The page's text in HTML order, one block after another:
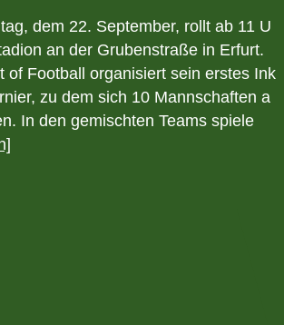
dem 22. September, rollt ab 11 U
an der Grubenstraße in Erfurt.
of Football organisiert sein erstes Ink
zu dem sich 10 Mannschaften a
In den gemischten Teams spiele